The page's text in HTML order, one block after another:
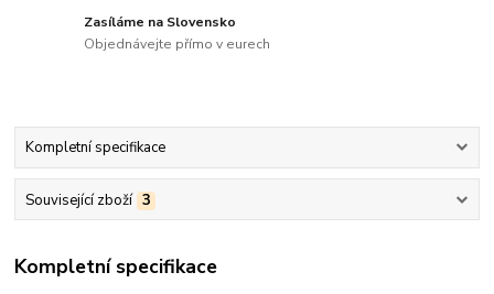
Zasíláme na Slovensko
Objednávejte přímo v eurech
Kompletní specifikace
Související zboží 3
Kompletní specifikace